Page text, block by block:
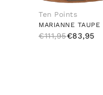
Ten Points
MARIANNE TAUPE
€111,95€83,95